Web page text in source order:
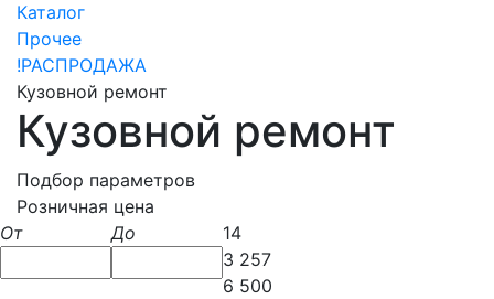
Каталог
Прочее
!РАСПРОДАЖА
Кузовной ремонт
Кузовной ремонт
Подбор параметров
Розничная цена
От
До
14
3 257
6 500